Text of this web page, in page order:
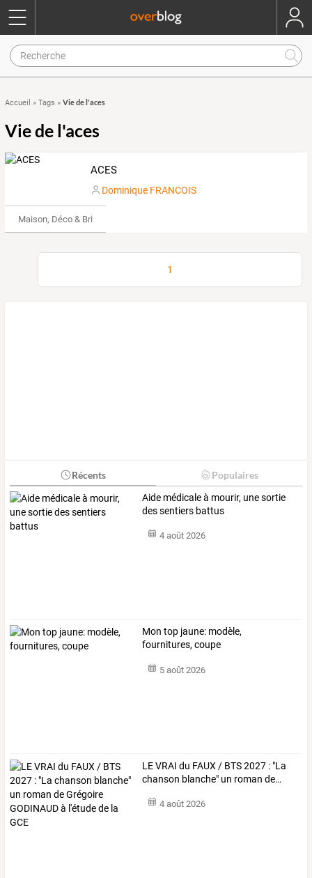
Accueil » Tags » Vie de l'aces
Vie de l'aces
ACES
Dominique FRANCOIS
Maison, Déco & Bricolage
1
Récents Populaires
Aide médicale à mourir, une sortie
des sentiers battus
4 août 2026
Mon top jaune: modèle,
fournitures, coupe
5 août 2026
LEVRAI du FAUX / BTS2027 : "La
chanson blanche" un roman de…
4 août 2026